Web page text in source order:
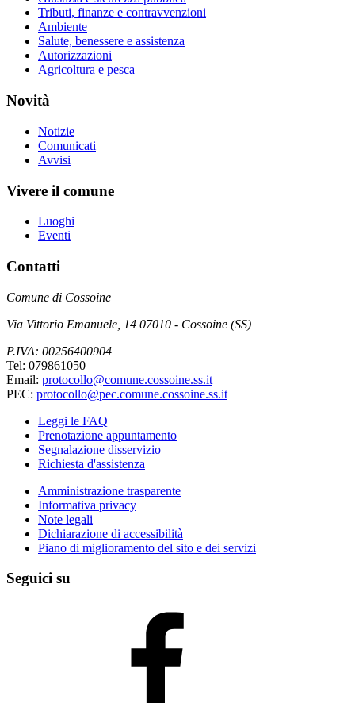
Tributi, finanze e contravvenzioni
Ambiente
Salute, benessere e assistenza
Autorizzazioni
Agricoltura e pesca
Novità
Notizie
Comunicati
Avvisi
Vivere il comune
Luoghi
Eventi
Contatti
Comune di Cossoine
Via Vittorio Emanuele, 14 07010 - Cossoine (SS)
P.IVA: 00256400904
Tel: 079861050
Email: protocollo@comune.cossoine.ss.it
PEC: protocollo@pec.comune.cossoine.ss.it
Leggi le FAQ
Prenotazione appuntamento
Segnalazione disservizio
Richiesta d'assistenza
Amministrazione trasparente
Informativa privacy
Note legali
Dichiarazione di accessibilità
Piano di miglioramento del sito e dei servizi
Seguici su